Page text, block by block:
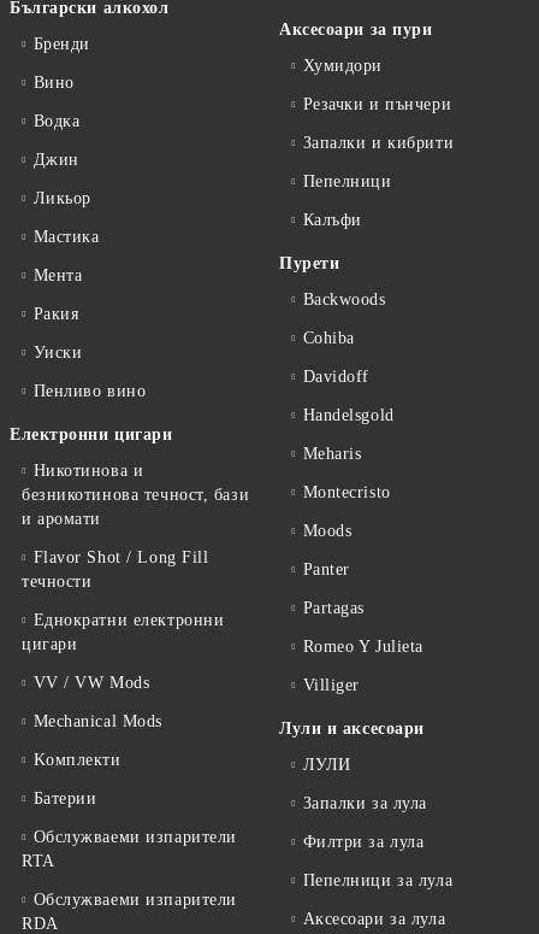
Български алкохол
Бренди
Вино
Водка
Джин
Ликьор
Мастика
Мента
Ракия
Уиски
Пенливо вино
Електронни цигари
Никотинова и
безникотинова течност, бази
и аромати
Flavor Shot / Long Fill
течности
Еднократни електронни
цигари
VV / VW Mods
Mechanical Mods
Kомплекти
Батерии
Обслужваеми изпарители
RTA
Обслужваеми изпарители
RDA
Аксесоари за пури
Хумидори
Резачки и пънчери
Запалки и кибрити
Пепелници
Калъфи
Пурети
Backwoods
Cohiba
Davidoff
Handelsgold
Meharis
Montecristo
Moods
Panter
Partagas
Romeo Y Julieta
Villiger
Лули и аксесоари
ЛУЛИ
Запалки за лула
Филтри за лула
Пепелници за лула
Аксесоари за лула